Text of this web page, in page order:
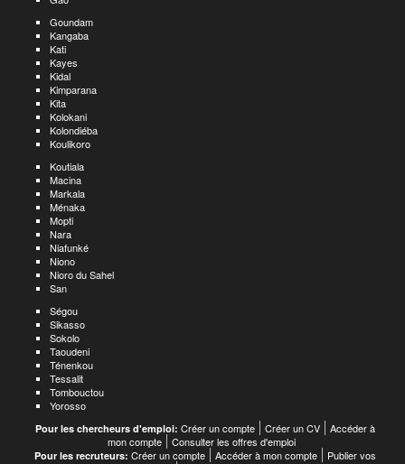
Goundam
Kangaba
Kati
Kayes
Kidal
Kimparana
Kita
Kolokani
Kolondiéba
Koulikoro
Koutiala
Macina
Markala
Ménaka
Mopti
Nara
Niafunké
Niono
Nioro du Sahel
San
Ségou
Sikasso
Sokolo
Taoudeni
Ténenkou
Tessalit
Tombouctou
Yorosso
Pour les chercheurs d'emploi: Créer un compte Créer un CV
Accéder à
mon compte
Consulter les offres d'emploi
Pour les recruteurs: Créer un compte Accéder à mon compte
Publier vos